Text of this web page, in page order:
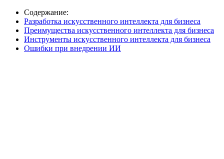
Содержание:
Разработка искусственного интеллекта для бизнеса
Преимущества искусственного интеллекта для бизнеса
Инструменты искусственного интеллекта для бизнеса
Ошибки при внедрении ИИ